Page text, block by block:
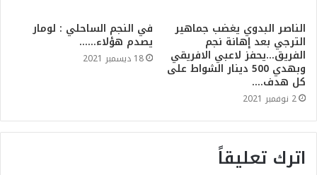
الناصر البدوي يغضب جماهير
الترجي بعد إهانة نجم
الفريق…يحفز لاعبي الافريقي
وبهدي 500 دينار الشواط على
كل هدف….
2 نوفمبر 2021
في النجم الساحلي : لومار
يصدم هؤلاء……
18 ديسمبر 2021
اترك تعليقاً